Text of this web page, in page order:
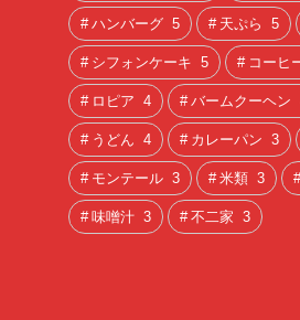
ハンバーグ 5 天ぷら 5
シフォンケーキ 5 コーヒ
ロピア 4 バームクーヘン
うどん 4 カレーパン 3
モンテール 3 米類 3
味噌汁 3 不二家 3